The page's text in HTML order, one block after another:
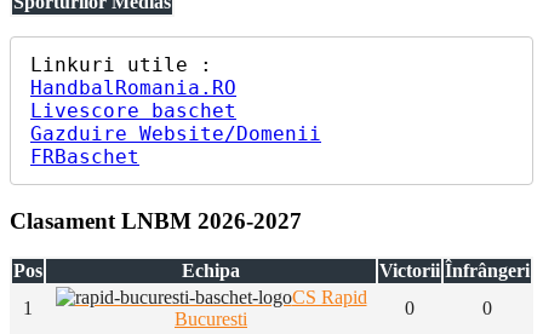
HandbalRomania.RO
Livescore baschet
Gazduire Website/Domenii
FRBaschet
Clasament LNBM 2026-2027
Pos Echipa Victorii Înfrângeri
1
CS Rapid
Bucuresti
0 0